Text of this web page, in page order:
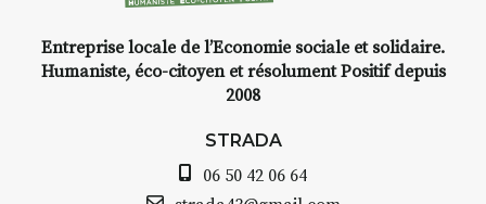
Entreprise locale de l’Economie sociale et solidaire.
Humaniste, éco-citoyen et résolument Positif depuis
2008
STRADA
06 50 42 06 64